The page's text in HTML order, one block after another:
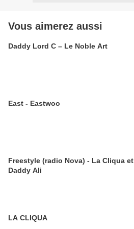
Vous aimerez aussi
Daddy Lord C – Le Noble Art
East - Eastwoo
Freestyle (radio Nova) - La Cliqua et
Daddy Ali
LA CLIQUA